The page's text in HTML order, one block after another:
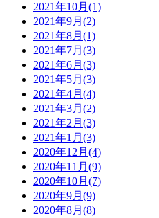
2021年10月(1)
2021年9月(2)
2021年8月(1)
2021年7月(3)
2021年6月(3)
2021年5月(3)
2021年4月(4)
2021年3月(2)
2021年2月(3)
2021年1月(3)
2020年12月(4)
2020年11月(9)
2020年10月(7)
2020年9月(9)
2020年8月(8)